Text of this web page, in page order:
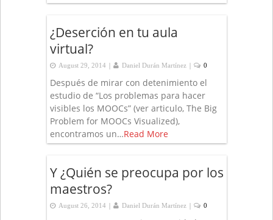
¿Deserción en tu aula
virtual?
August 29, 2014 | Daniel Durán Martínez | 0
Después de mirar con detenimiento el
estudio de “Los problemas para hacer
visibles los MOOCs” (ver articulo, The Big
Problem for MOOCs Visualized),
encontramos un…Read More
Y ¿Quién se preocupa por los
maestros?
August 26, 2014 | Daniel Durán Martínez | 0